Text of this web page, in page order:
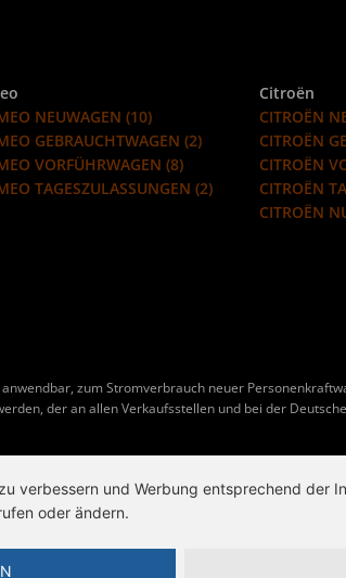
NEUWAGEN (10)
GEBRAUCHTWAGEN (2)
VORFÜHRWAGEN (8)
TAGESZULASSUNGEN (2)
Citroën
CITROËN
CITROËN
CITROËN
CITROËN
CITROËN
zum Stromverbrauch neuer
der an allen Verkaufsstellen und bei der
verbessern und Werbung entsprechend der
oder ändern.